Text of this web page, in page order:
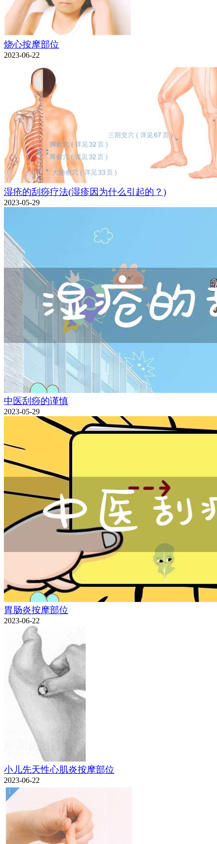
烧心按摩部位
2023-06-22
湿疮的刮痧疗法(湿疹因为什么引起的？)
2023-05-29
中医刮痧的谨慎
2023-05-29
胃肠炎按摩部位
2023-06-22
小儿先天性心肌炎按摩部位
2023-06-22